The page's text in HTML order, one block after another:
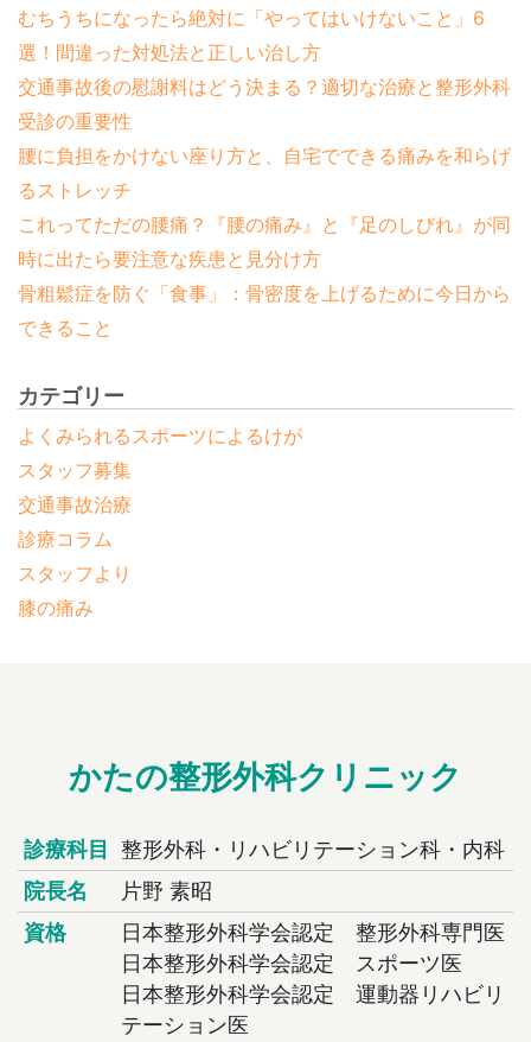
むちうちになったら絶対に「やってはいけないこと」6
選！間違った対処法と正しい治し方
交通事故後の慰謝料はどう決まる？適切な治療と整形外科
受診の重要性
腰に負担をかけない座り方と、自宅でできる痛みを和らげ
るストレッチ
これってただの腰痛？『腰の痛み』と『足のしびれ』が同
時に出たら要注意な疾患と見分け方
骨粗鬆症を防ぐ「食事」：骨密度を上げるために今日から
できること
カテゴリー
よくみられるスポーツによるけが
スタッフより
スタッフ募集
交通事故治療
膝の痛み
診療コラム
かたの整形外科クリニック
診療科目
整形外科・リハビリテーション科・内科
院長名
片野 素昭
資格
日本整形外科学会認定 整形外科専門医
日本整形外科学会認定 スポーツ医
日本整形外科学会認定 運動器リハビリ
テーション医